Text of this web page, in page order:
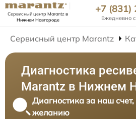
Сервисный центр Marantzв
Нижнем Новгороде
+7 (831)
Ежедневно
Сервисный центр Marantz
Диагностика
Marantz в Нижнем
Диагностика за наш
желанию